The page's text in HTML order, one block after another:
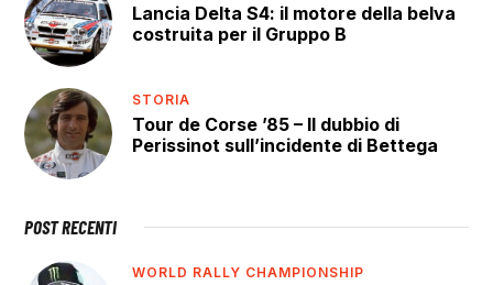
Lancia Delta S4: il motore della belva
costruita per il Gruppo B
STORIA
Tour de Corse ’85 – Il dubbio di
Perissinot sull’incidente di Bettega
POST RECENTI
WORLD RALLY CHAMPIONSHIP